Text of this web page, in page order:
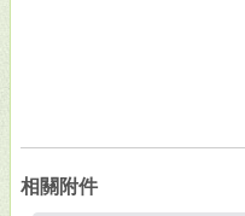
相關附件